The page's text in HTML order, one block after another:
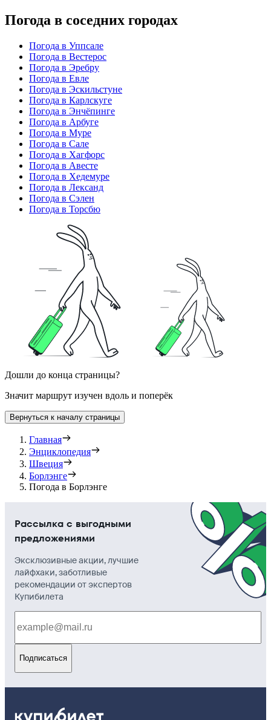
Погода в соседних городах
Погода в Уппсале
Погода в Вестерос
Погода в Эребру
Погода в Евле
Погода в Эскильстуне
Погода в Карлскуге
Погода в Энчёпинге
Погода в Арбуге
Погода в Муре
Погода в Сале
Погода в Хагфорс
Погода в Авесте
Погода в Хедемуре
Погода в Лександ
Погода в Сэлен
Погода в Торсбю
Дошли до конца страницы?
Значит маршрут изучен вдоль и поперёк
Вернуться к началу страницы
Главная
Энциклопедия
Швеция
Борлэнге
Погода в Борлэнге
Рассылка с выгодными
предложениями
Эксклюзивные акции, лучшие
лайфхаки, заботливые
рекомендации от экспертов
Купибилета
Подписаться